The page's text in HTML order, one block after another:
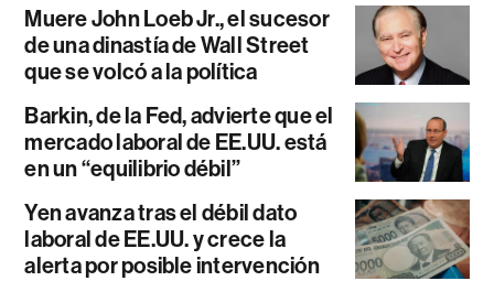
Muere John Loeb Jr., el sucesor
de una dinastía de Wall Street
que se volcó a la política
Barkin, de la Fed, advierte que el
mercado laboral de EE.UU. está
en un “equilibrio débil”
Yen avanza tras el débil dato
laboral de EE.UU. y crece la
alerta por posible intervención